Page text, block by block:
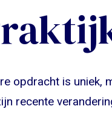
opdracht is uniek,
recente